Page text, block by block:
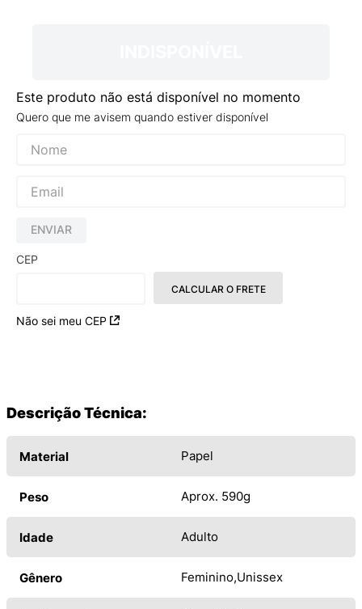
Este produto não está disponível no momento
Quero que me avisem quando estiver disponível
ENVIAR
CEP
Não sei meu CEP
CALCULAR O FRETE
Descrição Técnica:
Material Papel
Peso Aprox. 590g
Idade Adulto
Gênero Feminino Unissex